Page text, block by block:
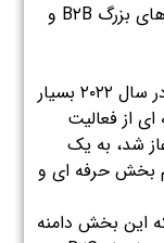
از یک ابتکار امیدوارکننده تا یکی از رویدادهای بزرگ B۲B و
تکامل FITUR Cruises از زمان شروع آن در سال ۲۰۲۲ بسیار
از فعالیت
شد، به یک
بخش حرفه ای و
زمانی که این بخش دامنه